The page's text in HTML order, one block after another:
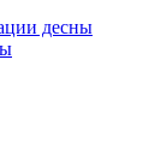
десны